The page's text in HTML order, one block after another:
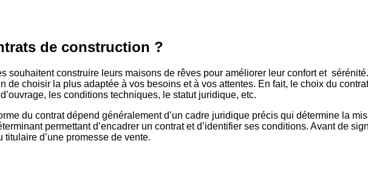
de construction ?
souhaitent construire leurs maisons de rêves pour améliorer leur confort et
de choisir la plus adaptée à vos besoins et à vos attentes. En fait, le choix du
les conditions techniques, le statut juridique, etc.
du contrat dépend généralement d’un cadre juridique précis qui détermine la
permettant d’encadrer un contrat et d’identifier ses conditions. Avant de
titulaire d’une promesse de vente.